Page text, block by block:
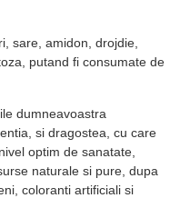
sare, amidon, drojdie,
putand fi consumate de
dumneavoastra
si dragostea, cu care
optim de sanatate,
naturale si pure, dupa
coloranti artificiali si